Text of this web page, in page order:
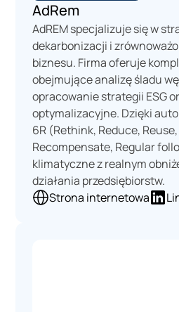
AdRem
AdREM specjalizuje się w
dekarbonizacji i
biznesu. Firma oferuje
obejmujące analizę śladu
opracowanie strategii ESG
optymalizacyjne. Dzięki
6R (Rethink, Reduce,
Recompensate, Regular
klimatyczne z realnym
działania przedsiębiorstw.
Strona internetowa